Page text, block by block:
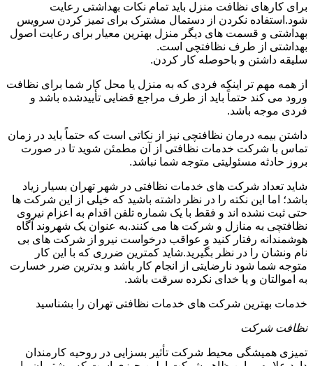
برای کارهای نظافت منزل باید تمام نکات بهداشتی رعایت
شود.استفاده نکردن از دستمال مشترک برای تمیز کردن سرویس
بهداشتی و قسمت های دیگر منزل بهترین معیار برای رعایت اصول
بهداشتی از طرف نظافتچی است.
سلیقه داشتن و باحوصله کار کردن.
از همه مهم تر اینکه فردی که به منزل یا محل کار شما برای نظافت
ورود می کند حتماً باید از طرف مراجع قضایی تأییدشده باشد و
فردی موجه باشد.
داشتن بیمه درمان نظافتچی نیز از نکاتی است که حتماً باید در زمان
تماس با شرکت خدمات نظافتی از آن مطمئن شوید تا در صورت
بروز حادثه مسئولیتی متوجه شما نباشد.
شاید تعداد شرکت های خدمات نظافتی در شهر تهران بسیار زیاد
باشد؛ اما این نکته را در نظر داشته باشید که خیلی از این شرکت ها
حتی ثبت نشده اند و فقط با یک شماره تلفن اقدام به اعزام نیروی
نظافتچی به منازل و شرکت ها می کنند.به عنوان یک شهروند آگاه
هوشمندانه رفتار کنید و عواقب درخواست نیرو از شرکت های بی
نام ونشان را در نظر بگیرید.شاید کمترین ضرری که با این کار
متوجه شما شود نارضایتی از انجام کار باشد و بدترین ضرر خسارت
به اموالتان و یا خدای نکرده سرقت باشد.
خدمات بهترین شرکت های خدمات نظافتی تهران را بشناسید
نظافت شرکت
تمیزی همیشگی محیط شرکت تأثیر بسزایی در روحیه کارمندان